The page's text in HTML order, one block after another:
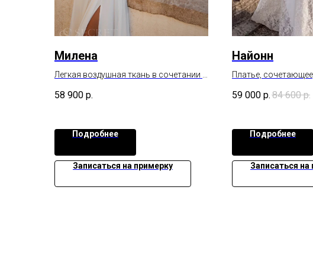
Милена
Легкая воздушная ткань в сочетании с
подойдет для невест, которые
58 900 р.
Подробнее
Записаться на примерку
Найонн
Платье,
59 000 р. 84 600 р.
Подробнее
Записаться на